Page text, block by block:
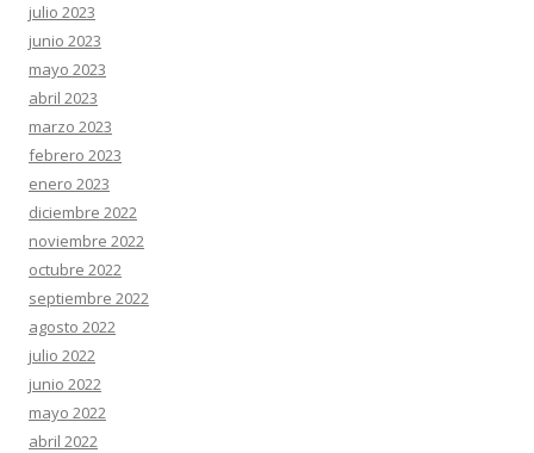
julio 2023
junio 2023
mayo 2023
abril 2023
marzo 2023
febrero 2023
enero 2023
diciembre 2022
noviembre 2022
octubre 2022
septiembre 2022
agosto 2022
julio 2022
junio 2022
mayo 2022
abril 2022